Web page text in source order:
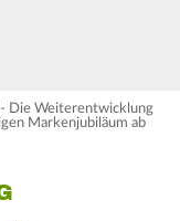
Die Weiterentwicklung
Markenjubiläum ab